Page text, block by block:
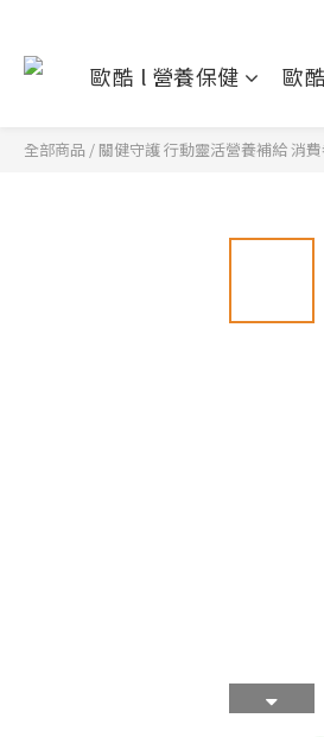
歐酷 l 營養保健 歐
全部商品 / 關健守護 行動靈活營養補給 消